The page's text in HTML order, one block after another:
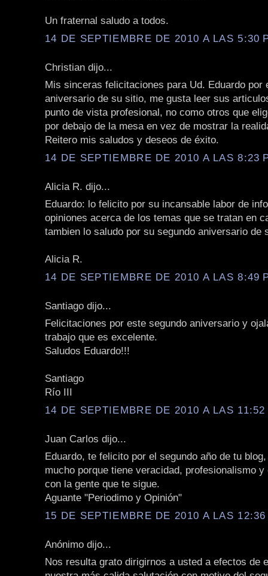
Un fraternal saludo a todos.
14 DE SEPTIEMBRE DE 2010 A LAS 5:30
Christian dijo...
Mis sinceras felicitaciones para Ud. Eduardo por
aniversario de su sitio, me gusta leer sus
punto de vista profesional, no como otros que
por debajo de la mesa en vez de mostrar la
Reitero mis saludos y deseos de éxito.
14 DE SEPTIEMBRE DE 2010 A LAS 8:23
Alicia R. dijo...
Eduardo: lo felicito por su incansable labor de
opiniones acerca de los temas que se tratan en
tambien lo saludo por su segundo aniversario de
Alicia R.
14 DE SEPTIEMBRE DE 2010 A LAS 8:49
Santiago dijo...
Felicitaciones por este segundo aniversario y
trabajo que es excelente.
Saludos Eduardo!!!
Santiago
Río III
14 DE SEPTIEMBRE DE 2010 A LAS 11:52
Juan Carlos dijo...
Eduardo, te felicito por el segundo año de tu
mucho porque tiene veracidad, profesionalismo
con la gente que te sigue.
Aguante "Periodimo y Opinión"
15 DE SEPTIEMBRE DE 2010 A LAS
Anónimo dijo...
Nos resulta grato dirigirnos a usted a efectos de